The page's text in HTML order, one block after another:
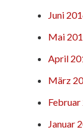
Juni
Mai
April
März
Januar